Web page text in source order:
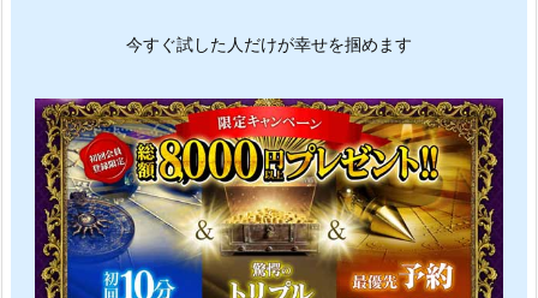
今すぐ試した人だけが幸せを掴めます